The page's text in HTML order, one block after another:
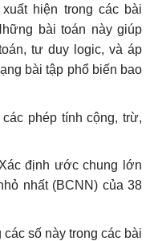
hiện trong các bài
bài toán này giúp
tư duy logic, và áp
bài tập phổ biến bao
phép tính cộng, trừ,
định ước chung lớn
nhất (BCNN) của 38
các số này trong các bài